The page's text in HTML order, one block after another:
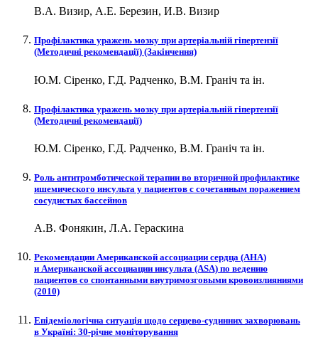
В.А. Визир, А.Е. Березин, И.В. Визир
Профілактика уражень мозку при артеріальній гіпертензії
(Методичні рекомендації) (Закінчення)
Ю.М. Сіренко, Г.Д. Радченко, В.М. Граніч та ін.
Профілактика уражень мозку при артеріальній гіпертензії
(Методичні рекомендації)
Ю.М. Сіренко, Г.Д. Радченко, В.М. Граніч та ін.
Роль антитромботической терапии во вторичной профилактике
ишемического инсульта у пациентов с сочетанным поражением
сосудистых бассейнов
А.В. Фонякин, Л.А. Гераскина
Рекомендации Американской ассоциации сердца (АНА)
и Американской ассоциации инсульта (ASA) по ведению
пациентов со спонтанными внутримозговыми кровоизлияниями
(2010)
Епідеміологічна ситуація щодо серцево-судинних захворювань
в Україні: 30-річне моніторування